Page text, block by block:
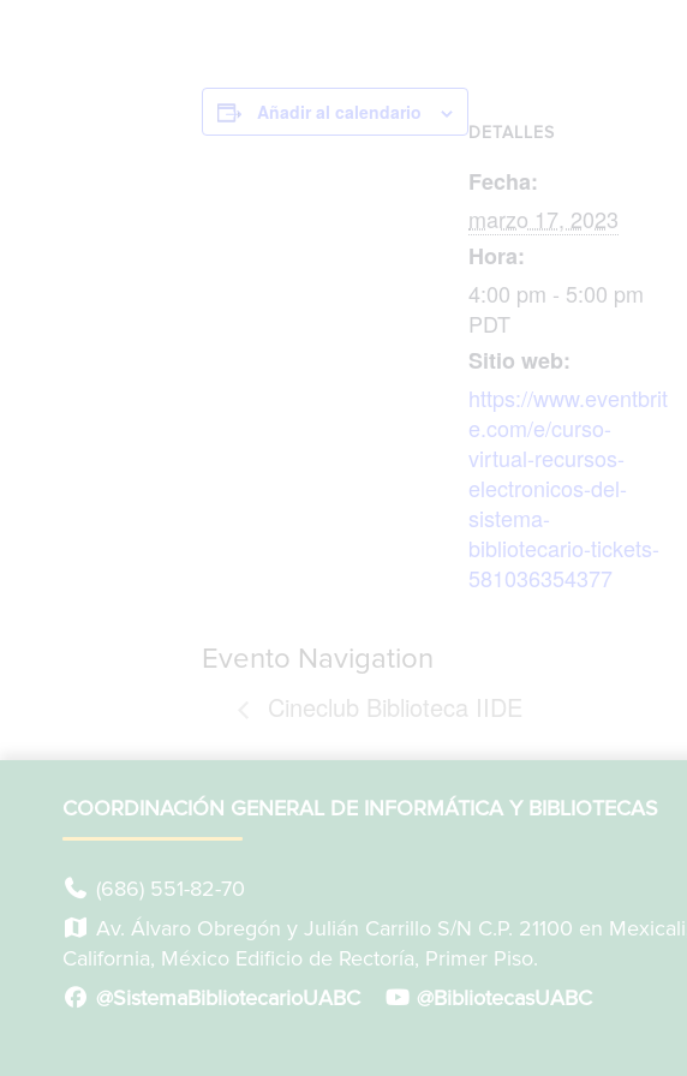
Añadir al calendario
DETALLES
Fecha:
marzo 17, 2023
Hora:
4:00 pm - 5:00 pm
PDT
Sitio web:
https://www.eventbrit
e.com/e/curso-
virtual-recursos-
electronicos-del-
sistema-
bibliotecario-tickets-
581036354377
Evento Navigation
Cineclub Biblioteca IIDE
COORDINACIÓN GENERAL DE INFORMÁTICA Y BIBLIOTECAS
(686) 551-82-70
Av. Álvaro Obregón y Julián Carrillo S/N C.P. 21100 en
California, México Edificio de Rectoría, Primer Piso.
@SistemaBibliotecarioUABC
@BibliotecasUABC